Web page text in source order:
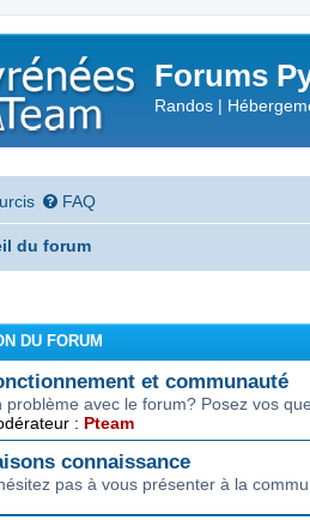
Forums
Randos |
FAQ
du forum
DU FORUM
et communauté
problème avec le forum? Posez vos
: Pteam
connaissance
pas à vous présenter à la